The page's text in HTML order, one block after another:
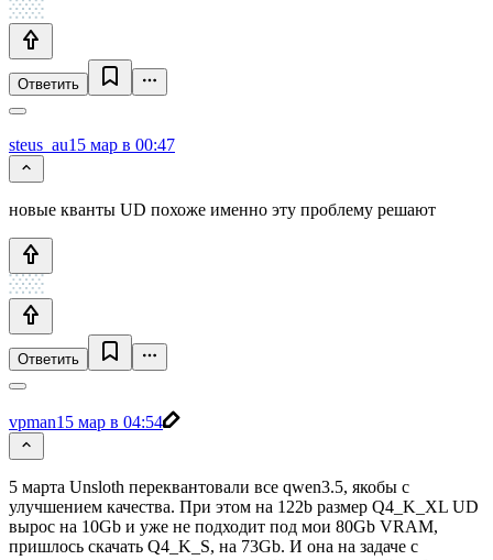
Ответить
steus_au15 мар в 00:47
новые кванты UD похоже именно эту проблему решают
Ответить
vpman15 мар в 04:54
5 марта Unsloth переквантовали все qwen3.5, якобы с
улучшением качества. При этом на 122b размер Q4_K_XL UD
вырос на 10Gb и уже не подходит под мои 80Gb VRAM,
пришлось скачать Q4_K_S, на 73Gb. И она на задаче с